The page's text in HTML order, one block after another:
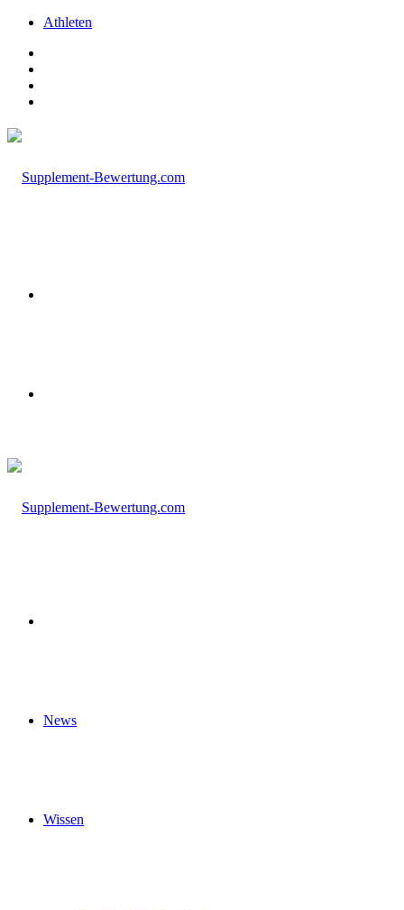
Athleten
News
Wissen